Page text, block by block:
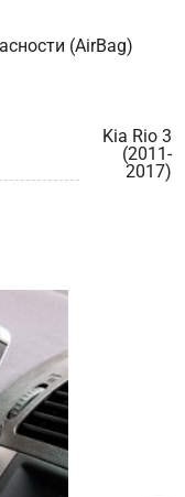
(AirBag)
Kia Rio 3
(2011-
2017)